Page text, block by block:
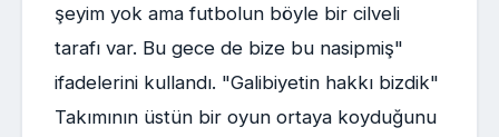
şeyim yok ama futbolun böyle bir cilveli
tarafı var. Bu gece de bize bu nasipmiş"
ifadelerini kullandı. "Galibiyetin hakkı bizdik"
Takımının üstün bir oyun ortaya koyduğunu